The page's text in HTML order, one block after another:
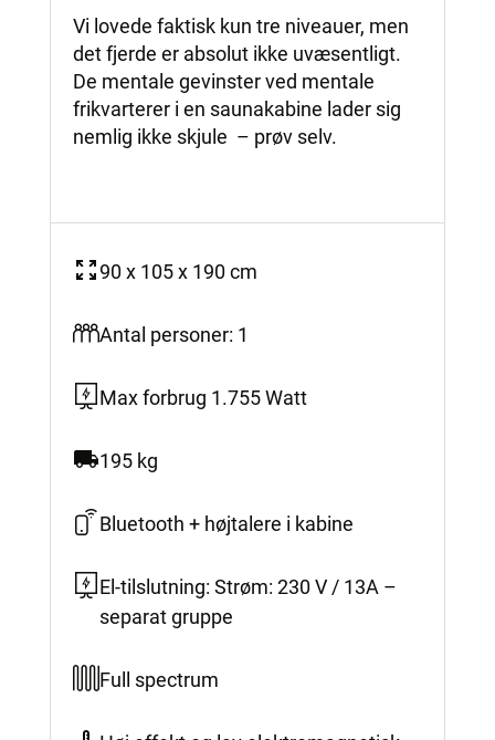
Vi lovede faktisk kun tre niveauer, men
det fjerde er absolut ikke uvæsentligt.
De mentale gevinster ved mentale
frikvarterer i en saunakabine lader sig
nemlig ikke skjule – prøv selv.
90 x 105 x 190 cm
Antal personer: 1
Max forbrug 1.755 Watt
195 kg
Bluetooth + højtalere i kabine
El-tilslutning: Strøm: 230 V / 13A –
separat gruppe
Full spectrum